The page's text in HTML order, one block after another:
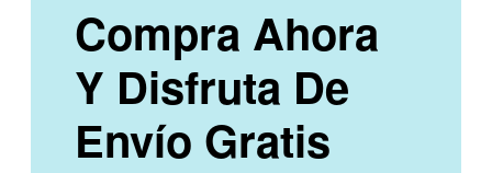
Compra Ahora
Y Disfruta De
Envío Gratis